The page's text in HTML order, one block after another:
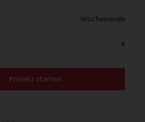
Wochenende
€
Projekt starten